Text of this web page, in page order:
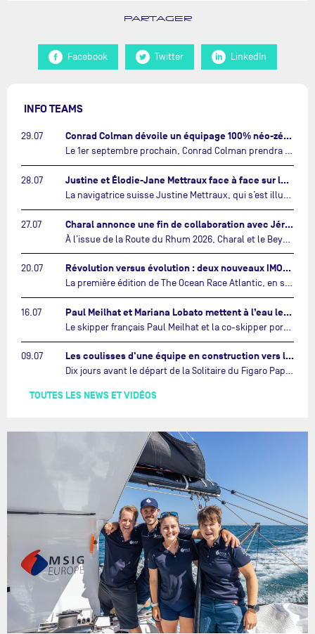
PARTAGER
Facebook Twitter LinkedIn
INFO TEAMS
29.07 Conrad Colman dévoile un équipage 100% néo-zélandais tourné vers l'avenir…
Le 1er septembre prochain, Conrad Colman prendra le départ de la première édition de The Ocean Race Atlantic, une nouvelle course IMOCA en équipage reliant New York à Lorient. À bord de MSIG Europe, le skipper néo-zélandais sera entouré de trois jeunes talents issus de la voile néo-zélandaise : Megan Thomson, Anna Merchant et Aaron Hume-Merry.…
28.07 Justine et Élodie-Jane Mettraux face à face sur la transatlantique The Ocean Race Atlantic…
27.07 Charal annonce une fin de collaboration avec Jérémie Beyou et le Beyou Racing après la Route du Rhum…
À l’issue de la Route du Rhum 2026, Charal et le Beyou Racing mettront fin à leur collaboration. Il a été décidé de manière concertée, après dix ans d’une collaboration riche et performante, d’ouvrir une nouvelle ère pour le projet du Charal Sailing Team.…
20.07 Révolution versus évolution : deux nouveaux IMOCA très différents se préparent pour The Ocean Race Atlantic…
La première édition de The Ocean Race Atlantic, en septembre prochain, verra s'affronter pour la première fois deux exemples des toutes dernières tendances en matière de conception d’IMOCA.…
16.07 Paul Meilhat et Mariana Lobato mettent à l’eau leur bateau et lancent leur nouvelle campagne « United by the Ocean »…
Le skipper français Paul Meilhat et la co-skipper portugaise Mariana Lobato mettent à l’eau aujourd’hui à Lorient leur IMOCA à bord duquel ils participeront à The Ocean Race Atlantic (septembre 2026) puis à The Ocean Race, le tour du monde en équipage (janvier 2027).…
09.07 Les coulisses d'une équipe en construction vers le Vendée Globe…
Dix jours avant le départ de la Solitaire du Figaro Paprec, enjeu sportif majeur de la saison du Team Paprec, en plein chantier du futur IMOCA Paprec, l’équipe a dû s’adapter au forfait de Yoann Richomme pour blessure.…
TOUTES LES NEWS ET VIDÉOS